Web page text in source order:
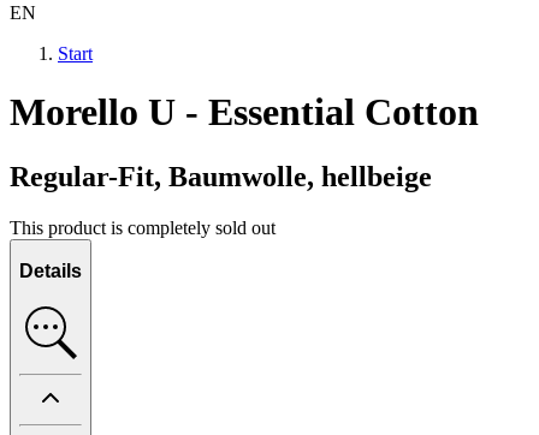
EN
Start
Morello U - Essential Cotton
Regular-Fit, Baumwolle, hellbeige
This product is completely sold out
Details